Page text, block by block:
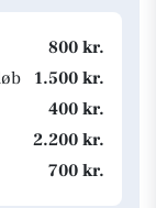
800 kr.
1.500 kr.
400 kr.
2.200 kr.
700 kr.